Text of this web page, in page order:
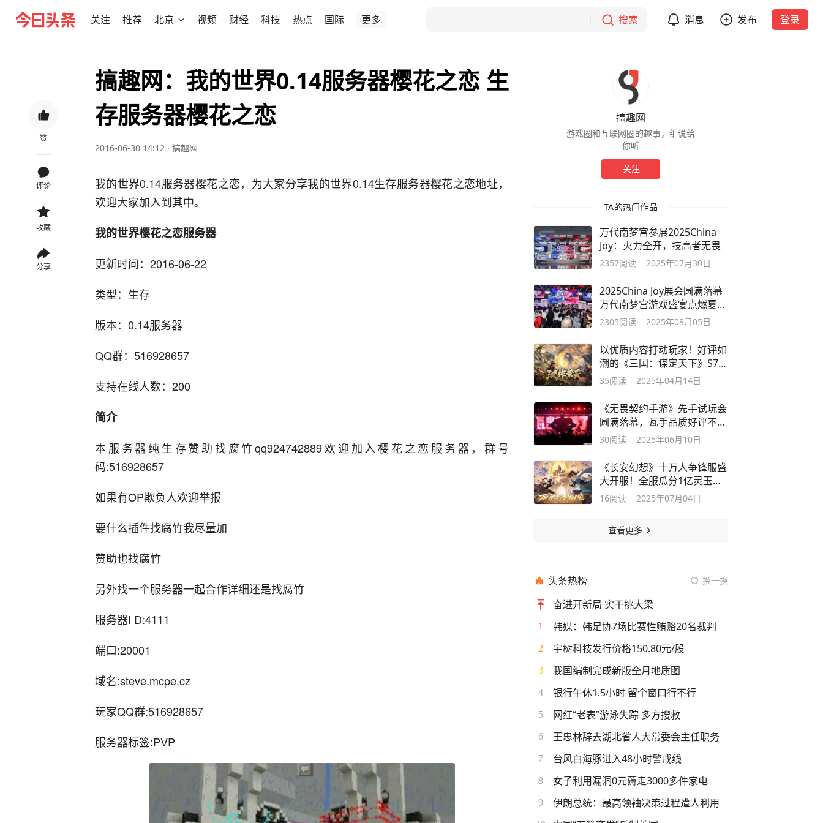
关注 推荐 北京 视频 财经 科技 热点 国际 更多 搜索 消息 发布 登录
赞
评论
收藏
分享
搞趣网：我的世界0.14服务器樱花之恋 生
存服务器樱花之恋
2016-06-30 14:12 · 搞趣网
我的世界0.14服务器樱花之恋，为大家分享我的世界0.14生存服务器樱花之恋地址，
欢迎大家加入到其中。
我的世界樱花之恋服务器
更新时间：2016-06-22
类型：生存
版本：0.14服务器
QQ群：516928657
支持在线人数：200
简介
本服务器纯生存赞助找腐竹qq924742889欢迎加入樱花之恋服务器，群号
码:516928657
如果有OP欺负人欢迎举报
要什么插件找腐竹我尽量加
赞助也找腐竹
另外找一个服务器一起合作详细还是找腐竹
服务器I D:4111
端口:20001
域名:steve.mcpe.cz
玩家QQ群:516928657
服务器标签:PVP
搞趣网
游戏圈和互联网圈的趣事，细说给
你听
关注
TA的热门作品
万代南梦宫参展2025China
Joy：火力全开，技高者无畏
2357阅读 2025年07月30日
2025China Joy展会圆满落幕
万代南梦宫游戏盛宴点燃夏日
激情
2305阅读 2025年08月05日
以优质内容打动玩家！好评如
潮的《三国：谋定天下》S7赛
季已上线
35阅读 2025年04月14日
《无畏契约手游》先手试玩会
圆满落幕，瓦手品质好评不
断！
30阅读 2025年06月10日
《长安幻想》十万人争锋服盛
大开服！全服瓜分1亿灵玉，
热血开战
16阅读 2025年07月04日
查看更多
头条热榜 换一换
奋进开新局 实干挑大梁
1 韩媒：韩足协7场比赛性贿赂20名裁判
2 宇树科技发行价格150.80元/股
3 我国编制完成新版全月地质图
4 银行午休1.5小时 留个窗口行不行
5 网红“老表”游泳失踪 多方搜救
6 王忠林辞去湖北省人大常委会主任职务
7 台风白海豚进入48小时警戒线
8 女子利用漏洞0元薅走3000多件家电
9 伊朗总统：最高领袖决策过程遭人利用